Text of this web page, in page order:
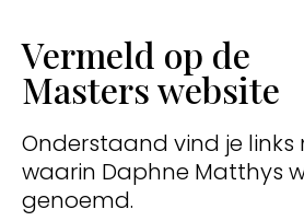
Vermeld op de
Masters website
Onderstaand vind je
waarin Daphne Matthys
genoemd.